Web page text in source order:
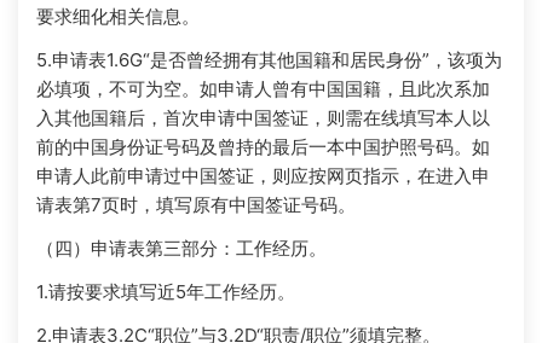
要求细化相关信息。
5.申请表1.6G“是否曾经拥有其他国籍和居民身份”，该项为
必填项，不可为空。如申请人曾有中国国籍，且此次系加
入其他国籍后，首次申请中国签证，则需在线填写本人以
前的中国身份证号码及曾持的最后一本中国护照号码。如
申请人此前申请过中国签证，则应按网页指示，在进入申
请表第7页时，填写原有中国签证号码。
（四）申请表第三部分：工作经历。
1.请按要求填写近5年工作经历。
2.申请表3.2C“职位”与3.2D“职责/职位”须填完整。